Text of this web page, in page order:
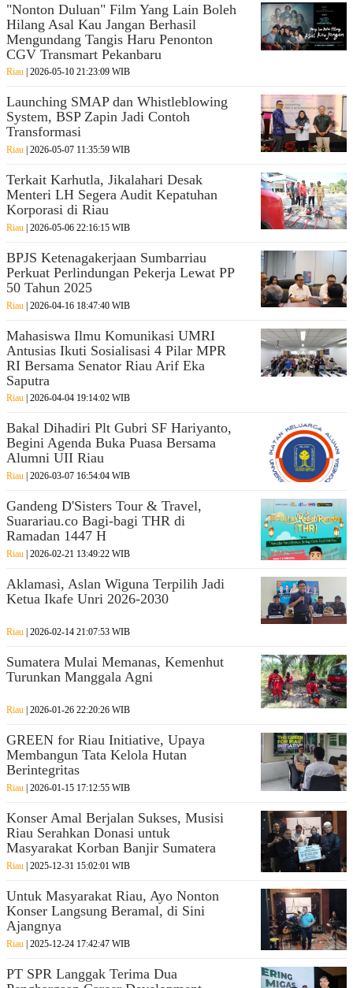
Info
Hulu
Migas
Info
Lingkungan
Hidup
&
Kehutanan
Suara
Riau
JOOM
INDEKS
BERITA
INDEKS
KATA
BIJAK
"Nonton Duluan" Film Yang Lain Boleh
Hilang Asal Kau Jangan Berhasil
Mengundang Tangis Haru Penonton
CGV Transmart Pekanbaru
Riau | 2026-05-10 21:23:09 WIB
Launching SMAP dan Whistleblowing
System, BSP Zapin Jadi Contoh
Transformasi
Riau | 2026-05-07 11:35:59 WIB
Terkait Karhutla, Jikalahari Desak
Menteri LH Segera Audit Kepatuhan
Korporasi di Riau
Riau | 2026-05-06 22:16:15 WIB
BPJS Ketenagakerjaan Sumbarriau
Perkuat Perlindungan Pekerja Lewat PP
50 Tahun 2025
Riau | 2026-04-16 18:47:40 WIB
Mahasiswa Ilmu Komunikasi UMRI
Antusias Ikuti Sosialisasi 4 Pilar MPR
RI Bersama Senator Riau Arif Eka
Saputra
Riau | 2026-04-04 19:14:02 WIB
Bakal Dihadiri Plt Gubri SF Hariyanto,
Begini Agenda Buka Puasa Bersama
Alumni UII Riau
Riau | 2026-03-07 16:54:04 WIB
Gandeng D'Sisters Tour & Travel,
Suarariau.co Bagi-bagi THR di
Ramadan 1447 H
Riau | 2026-02-21 13:49:22 WIB
Aklamasi, Aslan Wiguna Terpilih Jadi
Ketua Ikafe Unri 2026-2030
Riau | 2026-02-14 21:07:53 WIB
Sumatera Mulai Memanas, Kemenhut
Turunkan Manggala Agni
Riau | 2026-01-26 22:20:26 WIB
GREEN for Riau Initiative, Upaya
Membangun Tata Kelola Hutan
Berintegritas
Riau | 2026-01-15 17:12:55 WIB
Konser Amal Berjalan Sukses, Musisi
Riau Serahkan Donasi untuk
Masyarakat Korban Banjir Sumatera
Riau | 2025-12-31 15:02:01 WIB
Untuk Masyarakat Riau, Ayo Nonton
Konser Langsung Beramal, di Sini
Ajangnya
Riau | 2025-12-24 17:42:47 WIB
PT SPR Langgak Terima Dua